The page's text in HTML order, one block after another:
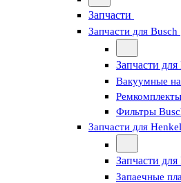
Запчасти
Запчасти для Busch
Запчасти для
Вакуумные
Фильтры
Запчасти для
Запчасти
Запаечные